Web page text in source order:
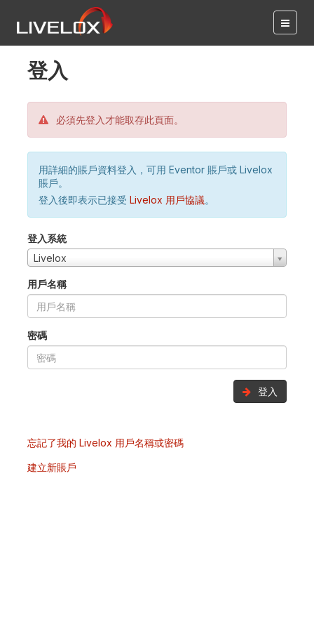
登入
必須先登入才能取存此頁面。
用詳細的賬戶資料登入，可用 Eventor 賬戶或 Livelox
賬戶。
登入後即表示已接受 Livelox 用戶協議。
登入系統
Livelox
用戶名稱
密碼
登入
忘記了我的 Livelox 用戶名稱或密碼
建立新賬戶